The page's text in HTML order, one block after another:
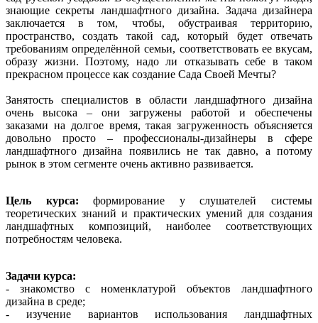
знающие секреты ландшафтного дизайна. Задача дизайнера
заключается в том, чтобы, обустраивая территорию,
пространство, создать такой сад, который будет отвечать
требованиям определённой семьи, соответствовать ее вкусам,
образу жизни. Поэтому, надо ли отказывать себе в таком
прекрасном процессе как создание Сада Своей Мечты?
Занятость специалистов в области ландшафтного дизайна
очень высока – они загружены работой и обеспечены
заказами на долгое время, такая загруженность объясняется
довольно просто – профессионалы-дизайнеры в сфере
ландшафтного дизайна появились не так давно, а потому
рынок в этом сегменте очень активно развивается.
Цель курса: формирование у слушателей системы
теоретических знаний и практических умений для создания
ландшафтных композиций, наиболее соответствующих
потребностям человека.
Задачи курса:
- знакомство с номенклатурой объектов ландшафтного
дизайна в среде;
- изучение вариантов использования ландшафтных